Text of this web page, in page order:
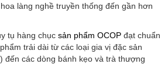
làng nghề truyền thống đến gần hơn
tụ hàng chục sản phẩm OCOP đạt chuẩn
trải dài từ các loại gia vị đặc sản
đến các dòng bánh kẹo và trà thượng